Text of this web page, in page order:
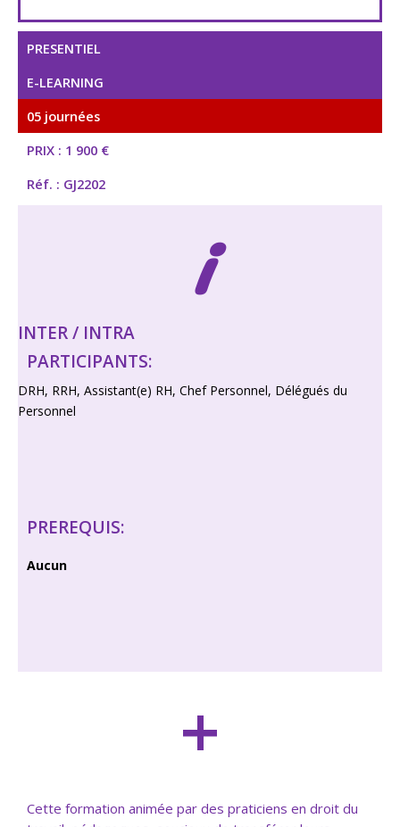
PRESENTIEL
E-LEARNING
05 journées
PRIX : 1 900 €
Réf. : GJ2202
i
INTER / INTRA
PARTICIPANTS:
DRH, RRH, Assistant(e) RH, Chef Personnel, Délégués du
Personnel
PREREQUIS:
Aucun
+
Cette formation animée par des praticiens en droit du